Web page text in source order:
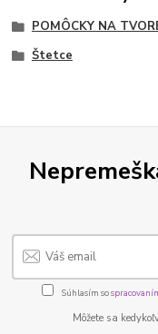
POMÔCKY NA
Štetce
Súhlasím so
Môžete sa